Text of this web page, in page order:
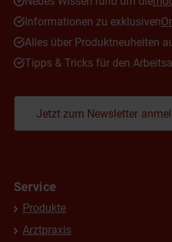
Informationen zu exklusiven
Alles über Produktneuheiten
Tipps & Tricks für den
Jetzt zum Newsletter
Service
Produkte
Arztpraxis